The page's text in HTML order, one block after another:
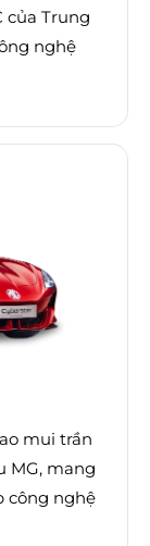
của Trung
nghệ
mui trần
MG, mang
công nghệ